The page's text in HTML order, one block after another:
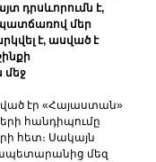
դրսևորումն է,
մեր
է, ասված է
մեջ
էր «Հայաստան»
հանդիպումը
հետ։ Սակայն
մեզ